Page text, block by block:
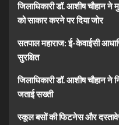
जिलाधिकारी डॉ. आशीष चौहान
को साकार करने पर दिया जोर
सतपाल महाराज: ई-केवाईसी
सुरक्षित
जिलाधिकारी डॉ. आशीष चौहान ने
जताई सख्ती
स्कूल बसों की फिटनेस और